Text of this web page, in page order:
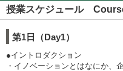
授業スケジュール
第1日（Day1）
●イントロダクション
・イノベーションとはなにか、